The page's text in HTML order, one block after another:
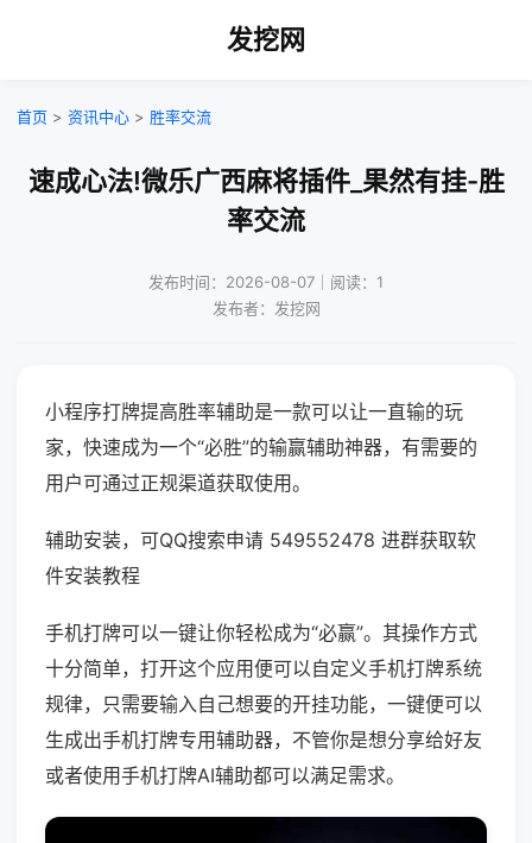
发挖网
首页 > 资讯中心 > 胜率交流
速成心法!微乐广西麻将插件_果然有挂-胜
率交流
发布时间：2026-08-07｜阅读：1
发布者：发挖网
小程序打牌提高胜率辅助是一款可以让一直输的玩
家，快速成为一个“必胜”的输赢辅助神器，有需要的
用户可通过正规渠道获取使用。
辅助安装，可QQ搜索申请 549552478 进群获取软
件安装教程
手机打牌可以一键让你轻松成为“必赢”。其操作方式
十分简单，打开这个应用便可以自定义手机打牌系统
规律，只需要输入自己想要的开挂功能，一键便可以
生成出手机打牌专用辅助器，不管你是想分享给好友
或者使用手机打牌AI辅助都可以满足需求。